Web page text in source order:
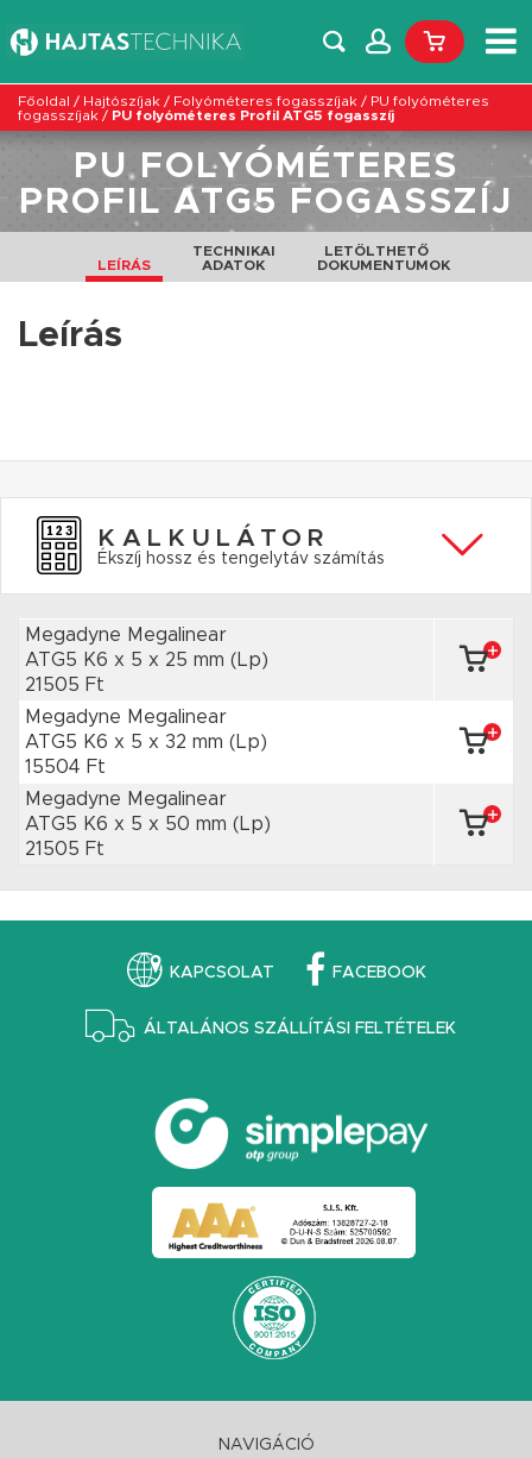
Főoldal / Hajtószíjak / Folyóméteres fogasszíjak / PU folyóméteres
fogasszíjak / PU folyóméteres Profil ATG5 fogasszíj
PU FOLYÓMÉTERES
PROFIL ATG5 FOGASSZÍJ
LEÍRÁS
TECHNIKAI
ADATOK
LETÖLTHETŐ
DOKUMENTUMOK
Leírás
KALKULÁTOR
Ékszíj hossz és tengelytáv számítás
Megadyne Megalinear
ATG5 K6 x 5 x 25 mm (Lp)
21505 Ft
Megadyne Megalinear
ATG5 K6 x 5 x 32 mm (Lp)
15504 Ft
Megadyne Megalinear
ATG5 K6 x 5 x 50 mm (Lp)
21505 Ft
KAPCSOLAT FACEBOOK
ÁLTALÁNOS SZÁLLÍTÁSI FELTÉTELEK
NAVIGÁCIÓ